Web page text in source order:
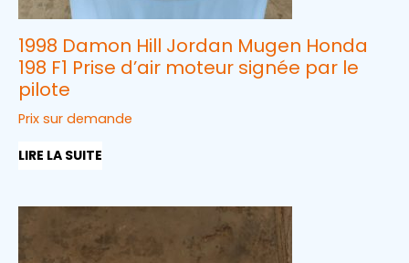
1998 Damon Hill Jordan Mugen Honda
198 F1 Prise d’air moteur signée par le
pilote
Prix sur demande
LIRE LA SUITE